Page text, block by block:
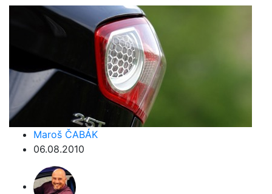
Maroš ČABÁK
06.08.2010